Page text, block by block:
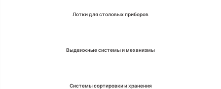
Лотки для столовых приборов
Выдвижные системы и механизмы
Системы сортировки и хранения